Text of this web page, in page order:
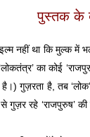
पुस्तक के
नहीं था कि मुल्क में
का कोई
है।) गुज़रता है, तब
रहे ‘राजपुरुष’ की